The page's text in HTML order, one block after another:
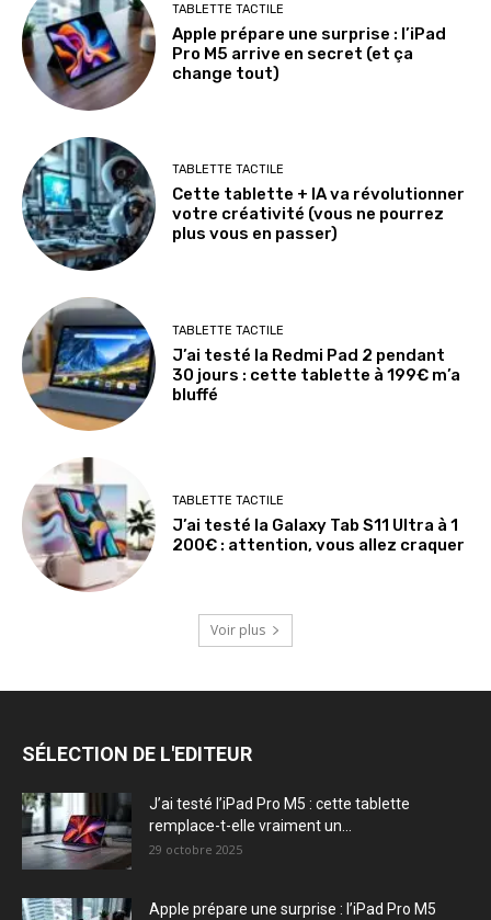
TABLETTE TACTILE
Apple prépare une surprise : l’iPad
Pro M5 arrive en secret (et ça
change tout)
TABLETTE TACTILE
Cette tablette + IA va révolutionner
votre créativité (vous ne pourrez
plus vous en passer)
TABLETTE TACTILE
J’ai testé la Redmi Pad 2 pendant
30 jours : cette tablette à 199€ m’a
bluffé
TABLETTE TACTILE
J’ai testé la Galaxy Tab S11 Ultra à 1
200€ : attention, vous allez craquer
Voir plus
SÉLECTION DE L'EDITEUR
J’ai testé l’iPad Pro M5 : cette tablette
remplace-t-elle vraiment un...
29 octobre 2025
Apple prépare une surprise : l’iPad Pro M5